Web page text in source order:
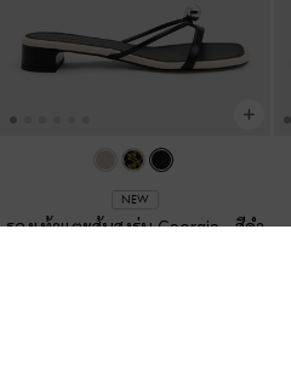
NEW
รองเท้าแตะส้นสูงรุ่น Georgie-สีดำ